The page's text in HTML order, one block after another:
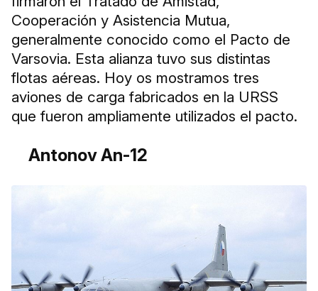
Cooperación y Asistencia Mutua,
generalmente conocido como el Pacto de
Varsovia. Esta alianza tuvo sus distintas
flotas aéreas. Hoy os mostramos tres
aviones de carga fabricados en la URSS
que fueron ampliamente utilizados el pacto.
Antonov An-12